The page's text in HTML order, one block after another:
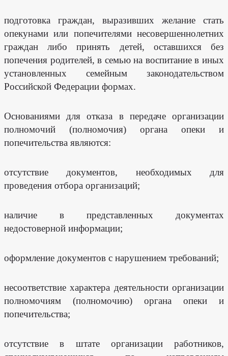
подготовка граждан, выразивших желание стать
опекунами или попечителями несовершеннолетних
граждан либо принять детей, оставшихся без
попечения родителей, в семью на воспитание в иных
установленных семейным законодательством
Российской Федерации формах.
Основаниями для отказа в передаче организации
полномочий (полномочия) органа опеки и
попечительства являются:
отсутствие документов, необходимых для
проведения отбора организаций;
наличие в представленных документах
недостоверной информации;
оформление документов с нарушением требований;
несоответствие характера деятельности организации
полномочиям (полномочию) органа опеки и
попечительства;
отсутствие в штате организации работников,
Я соглашаюсь
на обработку
и хранение
персональных
ЗАПИСАТЬСЯ